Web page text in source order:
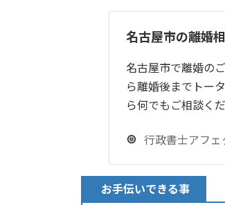
名古屋市の離婚
名古屋市で離婚の
ら離婚後までトー
ら何でもご相談くだ
行政書士アフ
お手伝いできる事